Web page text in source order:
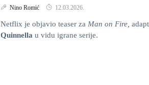
Nino Romić 12.03.2026.
Netflix je objavio teaser za Man on Fire,
Quinnella u vidu igrane serije.